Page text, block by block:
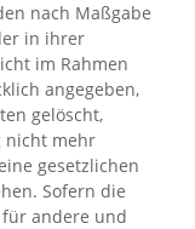
nach Maßgabe
in ihrer
im Rahmen
angegeben,
gelöscht,
nicht mehr
gesetzlichen
Sofern die
andere und